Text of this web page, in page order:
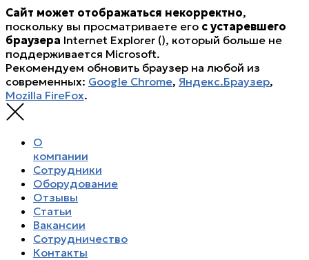
Сайт может отображаться некорректно,
поскольку вы просматриваете его с устаревшего
браузера Internet Explorer (), который больше не
поддерживается Microsoft.
Рекомендуем обновить браузер на любой из
современных: Google Chrome, Яндекс.Браузер,
Mozilla FireFox.
О
компании
Сотрудники
Оборудование
Отзывы
Статьи
Вакансии
Сотрудничество
Контакты